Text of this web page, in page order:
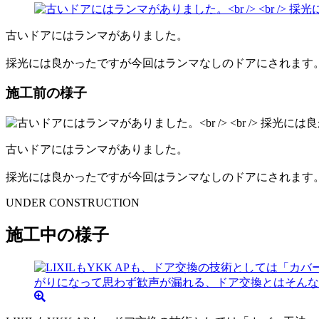
古いドアにはランマがありました。
採光には良かったですが今回はランマなしのドアにされます
施工前の様子
古いドアにはランマがありました。
採光には良かったですが今回はランマなしのドアにされます
UNDER CONSTRUCTION
施工中の様子